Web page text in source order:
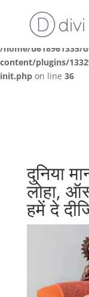
Deprecated: Creation
/home/u618961335/
content/plugins/
init.php on line 36
दुनिया
लोहा,
हमें दे